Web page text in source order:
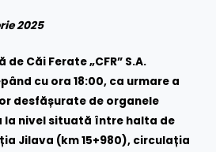
2025
Căi Ferate „CFR” S.A.
cu ora 18:00, ca urmare a
desfășurate de organele
nivel situată între halta de
Jilava (km 15+980), circulația